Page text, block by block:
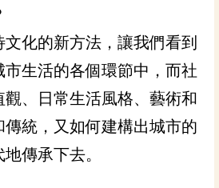
化的新方法，讓我們看到
生活的各個環節中，而社
、日常生活風格、藝術和
統，又如何建構出城市的
傳承下去。